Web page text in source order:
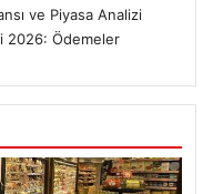
ve Piyasa Analizi
2026: Ödemeler